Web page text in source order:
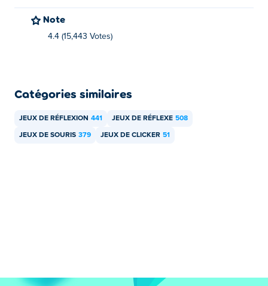
leur premier jeu sur Poki !
Puis-je jouer à Rock Paper Clicker sur mobile
Clicker ?
Note
4.4 (15,443 Votes)
Catégories similaires
JEUX DE RÉFLEXION 441 JEUX DE RÉFLEXE 508
JEUX DE SOURIS 379 JEUX DE CLICKER 51